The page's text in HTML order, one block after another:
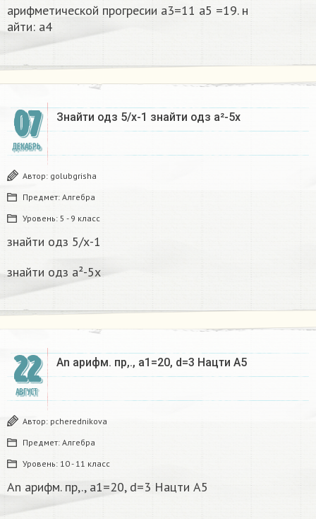
арифметической прогресии а3=11 а5 =19. н
айти: а4 ​
07
ДЕКАБРЬ
Знайти одз 5/х-1 знайти одз а²-5х
Автор: golubgrisha
Предмет: Алгебра
Уровень: 5 - 9 класс
знайти одз 5/х-1
знайти одз а²-5х
22
АВГУСТ
An арифм. пр,., а1=20, d=3 Нацти A5​
Автор: pcherednikova
Предмет: Алгебра
Уровень: 10 - 11 класс
An арифм. пр,., а1=20, d=3 Нацти A5​